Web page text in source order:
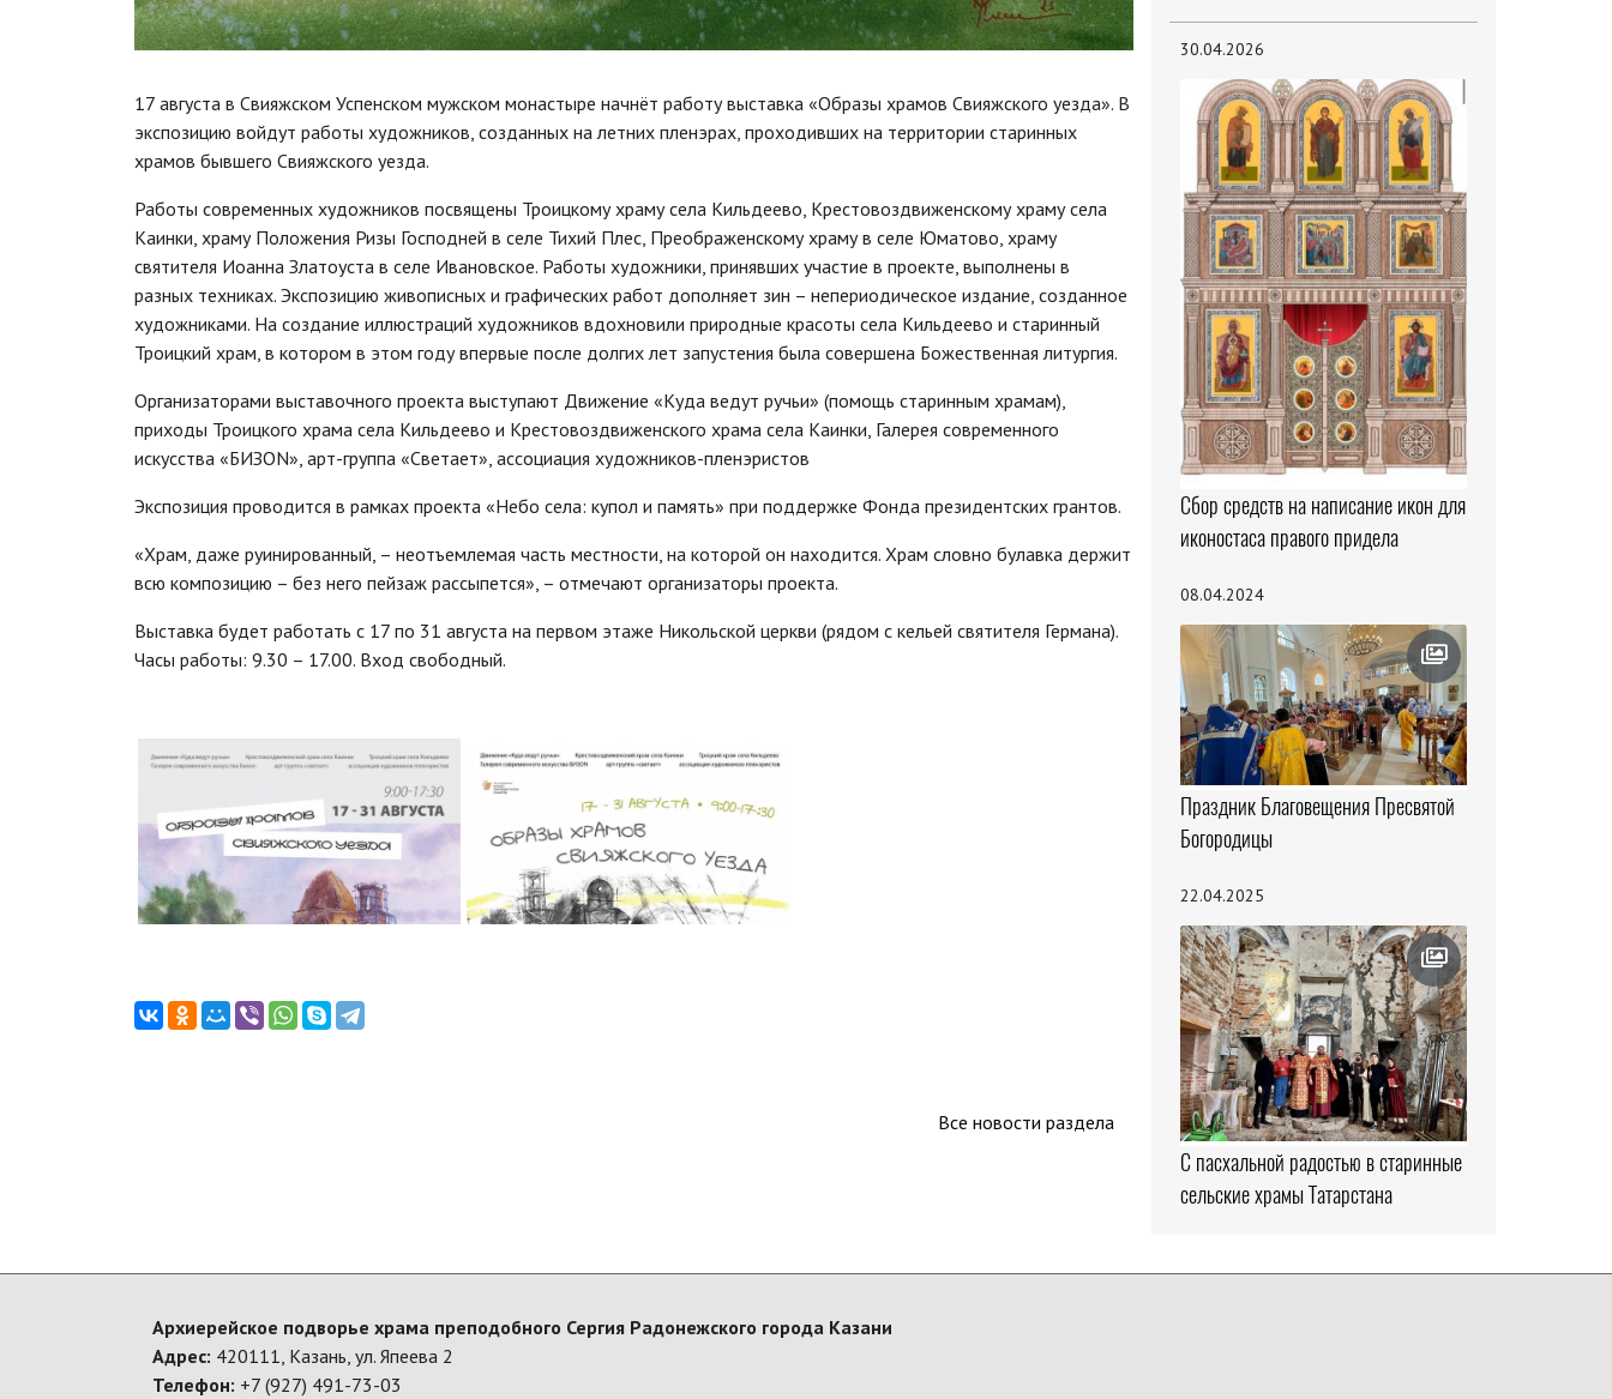
17 августа в Свияжском Успенском мужском монастыре начнёт работу выставка «Образы храмов Свияжского уезда». В
экспозицию войдут работы художников, созданных на летних пленэрах, проходивших на территории старинных
храмов бывшего Свияжского уезда.
Работы современных художников посвящены Троицкому храму села Кильдеево, Крестовоздвиженскому храму села
Каинки, храму Положения Ризы Господней в селе Тихий Плес, Преображенскому храму в селе Юматово, храму
святителя Иоанна Златоуста в селе Ивановское. Работы художники, принявших участие в проекте, выполнены в
разных техниках. Экспозицию живописных и графических работ дополняет зин – непериодическое издание, созданное
художниками. На создание иллюстраций художников вдохновили природные красоты села Кильдеево и старинный
Троицкий храм, в котором в этом году впервые после долгих лет запустения была совершена Божественная литургия.
Организаторами выставочного проекта выступают Движение «Куда ведут ручьи» (помощь старинным храмам),
приходы Троицкого храма села Кильдеево и Крестовоздвиженского храма села Каинки, Галерея современного
искусства «БИЗОN», арт-группа «Светает», ассоциация художников-пленэристов
Экспозиция проводится в рамках проекта «Небо села: купол и память» при поддержке Фонда президентских грантов.
«Храм, даже руинированный, – неотъемлемая часть местности, на которой он находится. Храм словно булавка держит
всю композицию – без него пейзаж рассыпется», – отмечают организаторы проекта.
Выставка будет работать с 17 по 31 августа на первом этаже Никольской церкви (рядом с кельей святителя Германа).
Часы работы: 9.30 – 17.00. Вход свободный.
Все новости раздела
30.04.2026
Сбор средств на написание икон для
иконостаса правого придела
08.04.2024
Праздник Благовещения Пресвятой
Богородицы
22.04.2025
С пасхальной радостью в старинные
сельские храмы Татарстана
Архиерейское подворье храма преподобного Сергия Радонежского города Казани
Адрес: 420111, Казань, ул. Япеева 2
Телефон: +7 (927) 491-73-03